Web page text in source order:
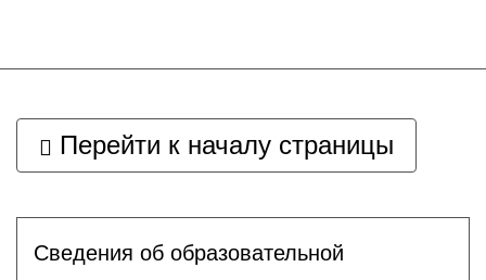
Перейти к началу страницы
Сведения об образовательной